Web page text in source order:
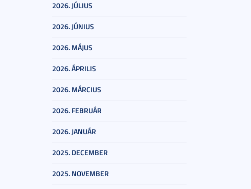
2026. JÚLIUS
2026. JÚNIUS
2026. MÁJUS
2026. ÁPRILIS
2026. MÁRCIUS
2026. FEBRUÁR
2026. JANUÁR
2025. DECEMBER
2025. NOVEMBER